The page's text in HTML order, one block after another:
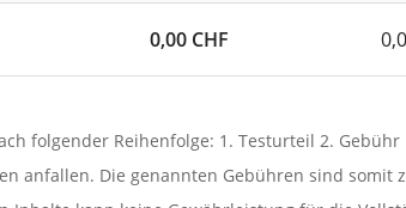
0,00 CHF
folgender Reihenfolge: 1. Testurteil 2.
anfallen. Die genannten Gebühren sind somit